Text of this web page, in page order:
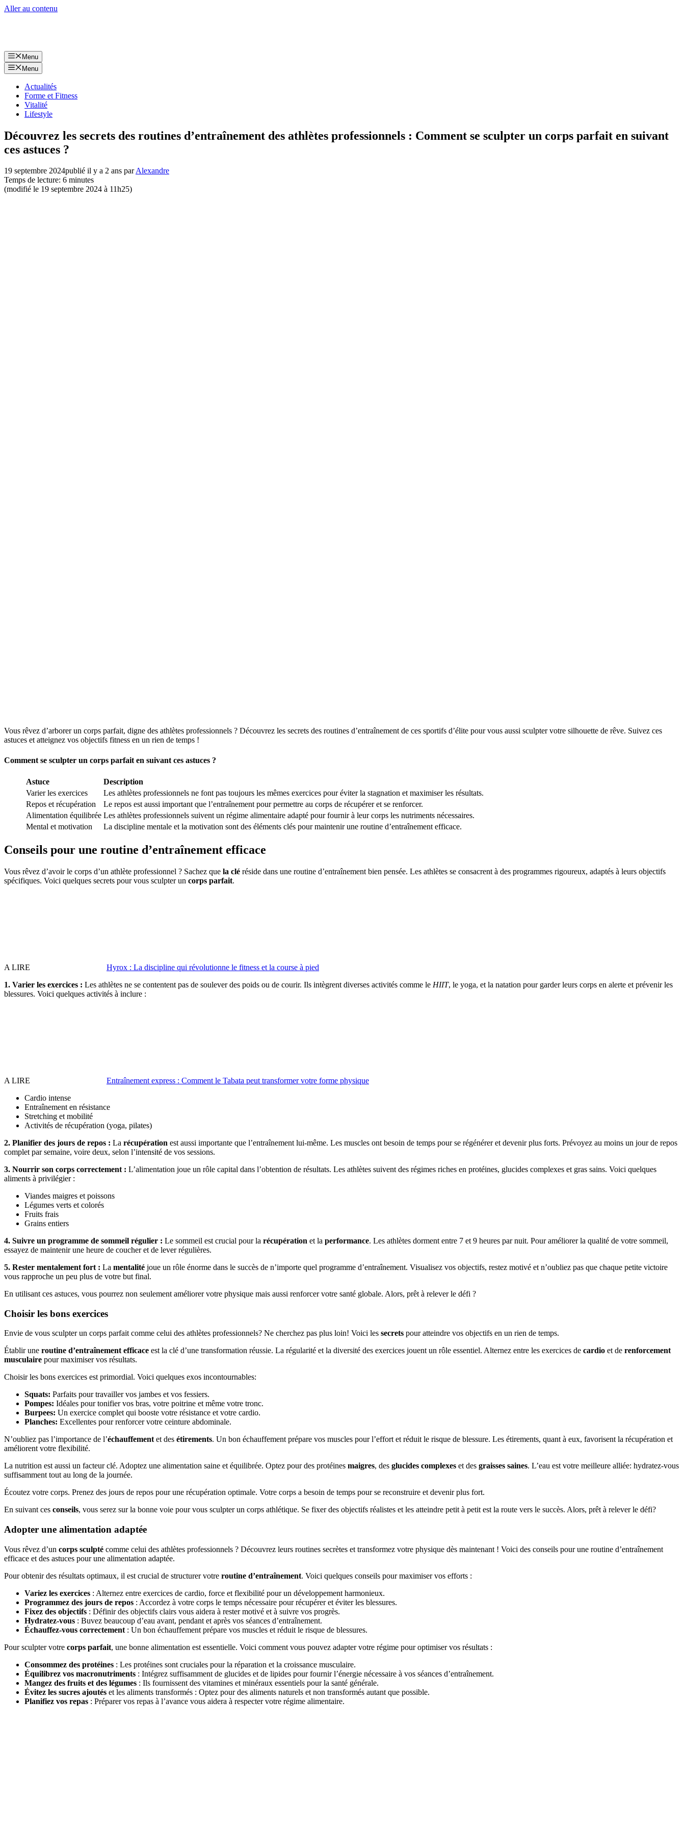
Aller au contenu
Menu
Menu
Actualités
Forme et Fitness
Vitalité
Lifestyle
Découvrez les secrets des routines d’entraînement des athlètes professionnels : Comment se sculpter un corps parfait en suivant
ces astuces ?
19 septembre 2024publié il y a 2 ans parAlexandre
Temps de lecture: 6 minutes
(modifié le 19 septembre 2024 à 11h25)
Vous rêvez d’arborer un corps parfait, digne des athlètes professionnels ? Découvrez les secrets des routines d’entraînement de ces sportifs d’élite pour vous aussi sculpter votre silhouette de rêve. Suivez ces
astuces et atteignez vos objectifs fitness en un rien de temps !
Comment se sculpter un corps parfait en suivant ces astuces ?
Astuce
Description
Varier les exercices
Les athlètes professionnels ne font pas toujours les mêmes exercices pour éviter la stagnation et maximiser les résultats.
Repos et récupération
Le repos est aussi important que l’entraînement pour permettre au corps de récupérer et se renforcer.
Alimentation équilibrée Les athlètes professionnels suivent un régime alimentaire adapté pour fournir à leur corps les nutriments nécessaires.
Mental et motivation
La discipline mentale et la motivation sont des éléments clés pour maintenir une routine d’entraînement efficace.
Conseils pour une routine d’entraînement efficace
Vous rêvez d’avoir le corps d’un athlète professionnel ? Sachez que la clé réside dans une routine d’entraînement bien pensée. Les athlètes se consacrent à des programmes rigoureux, adaptés à leurs objectifs
spécifiques. Voici quelques secrets pour vous sculpter un corps parfait.
A LIRE
Hyrox : La discipline qui révolutionne le fitness et la course à pied
1. Varier les exercices : Les athlètes ne se contentent pas de soulever des poids ou de courir. Ils intègrent diverses activités comme le HIIT, le yoga, et la natation pour garder leurs corps en alerte et prévenir les
blessures. Voici quelques activités à inclure :
A LIRE
Entraînement express : Comment le Tabata peut transformer votre forme physique
Cardio intense
Entraînement en résistance
Stretching et mobilité
Activités de récupération (yoga, pilates)
2. Planifier des jours de repos : La récupération est aussi importante que l’entraînement lui-même. Les muscles ont besoin de temps pour se régénérer et devenir plus forts. Prévoyez au moins un jour de repos
complet par semaine, voire deux, selon l’intensité de vos sessions.
3. Nourrir son corps correctement : L’alimentation joue un rôle capital dans l’obtention de résultats. Les athlètes suivent des régimes riches en protéines, glucides complexes et gras sains. Voici quelques
aliments à privilégier :
Viandes maigres et poissons
Légumes verts et colorés
Fruits frais
Grains entiers
4. Suivre un programme de sommeil régulier : Le sommeil est crucial pour la récupération et la performance. Les athlètes dorment entre 7 et 9 heures par nuit. Pour améliorer la qualité de votre sommeil,
essayez de maintenir une heure de coucher et de lever régulières.
5. Rester mentalement fort : La mentalité joue un rôle énorme dans le succès de n’importe quel programme d’entraînement. Visualisez vos objectifs, restez motivé et n’oubliez pas que chaque petite victoire
vous rapproche un peu plus de votre but final.
En utilisant ces astuces, vous pourrez non seulement améliorer votre physique mais aussi renforcer votre santé globale. Alors, prêt à relever le défi ?
Choisir les bons exercices
Envie de vous sculpter un corps parfait comme celui des athlètes professionnels? Ne cherchez pas plus loin! Voici les secrets pour atteindre vos objectifs en un rien de temps.
Établir une routine d’entraînement efficace est la clé d’une transformation réussie. La régularité et la diversité des exercices jouent un rôle essentiel. Alternez entre les exercices de cardio et de renforcement
musculaire pour maximiser vos résultats.
Choisir les bons exercices est primordial. Voici quelques exos incontournables:
Squats: Parfaits pour travailler vos jambes et vos fessiers.
Pompes: Idéales pour tonifier vos bras, votre poitrine et même votre tronc.
Burpees: Un exercice complet qui booste votre résistance et votre cardio.
Planches: Excellentes pour renforcer votre ceinture abdominale.
N’oubliez pas l’importance de l’échauffement et des étirements. Un bon échauffement prépare vos muscles pour l’effort et réduit le risque de blessure. Les étirements, quant à eux, favorisent la récupération et
améliorent votre flexibilité.
La nutrition est aussi un facteur clé. Adoptez une alimentation saine et équilibrée. Optez pour des protéines maigres, des glucides complexes et des graisses saines. L’eau est votre meilleure alliée: hydratez-vous
suffisamment tout au long de la journée.
Écoutez votre corps. Prenez des jours de repos pour une récupération optimale. Votre corps a besoin de temps pour se reconstruire et devenir plus fort.
En suivant ces conseils, vous serez sur la bonne voie pour vous sculpter un corps athlétique. Se fixer des objectifs réalistes et les atteindre petit à petit est la route vers le succès. Alors, prêt à relever le défi?
Adopter une alimentation adaptée
Vous rêvez d’un corps sculpté comme celui des athlètes professionnels ? Découvrez leurs routines secrètes et transformez votre physique dès maintenant ! Voici des conseils pour une routine d’entraînement
efficace et des astuces pour une alimentation adaptée.
Pour obtenir des résultats optimaux, il est crucial de structurer votre routine d’entraînement. Voici quelques conseils pour maximiser vos efforts :
Variez les exercices : Alternez entre exercices de cardio, force et flexibilité pour un développement harmonieux.
Programmez des jours de repos : Accordez à votre corps le temps nécessaire pour récupérer et éviter les blessures.
Fixez des objectifs : Définir des objectifs clairs vous aidera à rester motivé et à suivre vos progrès.
Hydratez-vous : Buvez beaucoup d’eau avant, pendant et après vos séances d’entraînement.
Échauffez-vous correctement : Un bon échauffement prépare vos muscles et réduit le risque de blessures.
Pour sculpter votre corps parfait, une bonne alimentation est essentielle. Voici comment vous pouvez adapter votre régime pour optimiser vos résultats :
Consommez des protéines : Les protéines sont cruciales pour la réparation et la croissance musculaire.
Équilibrez vos macronutriments : Intégrez suffisamment de glucides et de lipides pour fournir l’énergie nécessaire à vos séances d’entraînement.
Mangez des fruits et des légumes : Ils fournissent des vitamines et minéraux essentiels pour la santé générale.
Évitez les sucres ajoutés et les aliments transformés : Optez pour des aliments naturels et non transformés autant que possible.
Planifiez vos repas : Préparer vos repas à l’avance vous aidera à respecter votre régime alimentaire.